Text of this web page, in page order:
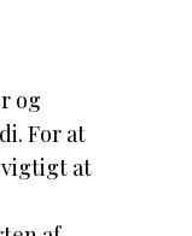
og
For at
at